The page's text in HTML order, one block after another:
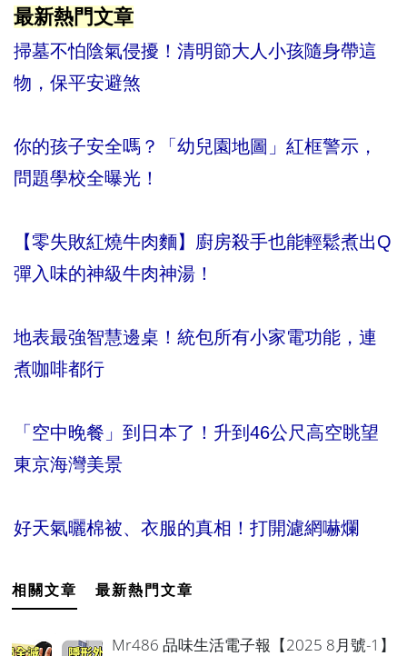
最新熱門文章
掃墓不怕陰氣侵擾！清明節大人小孩隨身帶這
物，保平安避煞
你的孩子安全嗎？「幼兒園地圖」紅框警示，
問題學校全曝光！
【零失敗紅燒牛肉麵】廚房殺手也能輕鬆煮出Q
彈入味的神級牛肉神湯！
地表最強智慧邊桌！統包所有小家電功能，連
煮咖啡都行
「空中晚餐」到日本了！升到46公尺高空眺望
東京海灣美景
好天氣曬棉被、衣服的真相！打開濾網嚇爛
相關文章 最新熱門文章
Mr486 品味生活電子報【2025 8月號-1】